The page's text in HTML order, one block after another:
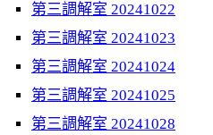
第三調解室 20241022
第三調解室 20241023
第三調解室 20241024
第三調解室 20241025
第三調解室 20241028